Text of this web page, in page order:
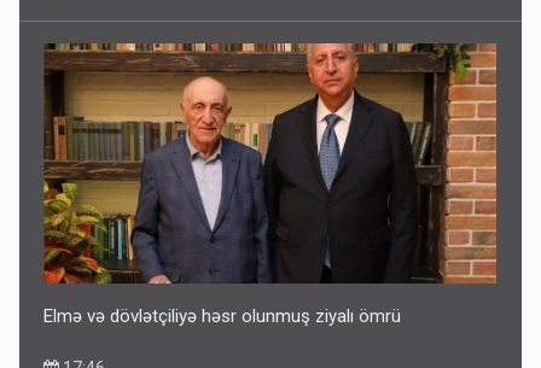
Ərdoğana sui-qəsd planının iştirakçısı detalları açıqladı
5 Avqust 16:56
Elmə və dövlətçiliyə həsr olunmuş ziyalı ömrü